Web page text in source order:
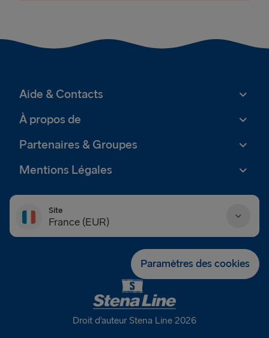
Aide & Contacts
À propos de
Partenaires & Groupes
Mentions Légales
Site
France (EUR)
Paramètres des cookies
Droit d’auteur Stena Line 2026